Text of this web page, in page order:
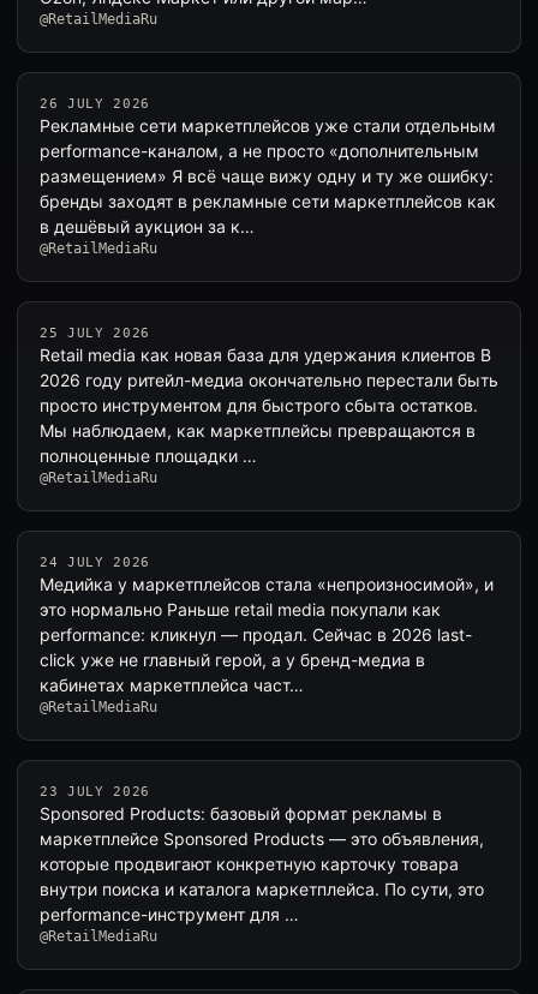
@RetailMediaRu
26 JULY 2026
Рекламные сети маркетплейсов уже стали отдельным
performance-каналом, а не просто «дополнительным
размещением» Я всё чаще вижу одну и ту же ошибку:
бренды заходят в рекламные сети маркетплейсов как
в дешёвый аукцион за к…
@RetailMediaRu
25 JULY 2026
Retail media как новая база для удержания клиентов В
2026 году ритейл-медиа окончательно перестали быть
просто инструментом для быстрого сбыта остатков.
Мы наблюдаем, как маркетплейсы превращаются в
полноценные площадки …
@RetailMediaRu
24 JULY 2026
Медийка у маркетплейсов стала «непроизносимой», и
это нормально Раньше retail media покупали как
performance: кликнул — продал. Сейчас в 2026 last-
click уже не главный герой, а у бренд-медиа в
кабинетах маркетплейса част…
@RetailMediaRu
23 JULY 2026
Sponsored Products: базовый формат рекламы в
маркетплейсе Sponsored Products — это объявления,
которые продвигают конкретную карточку товара
внутри поиска и каталога маркетплейса. По сути, это
performance-инструмент для …
@RetailMediaRu